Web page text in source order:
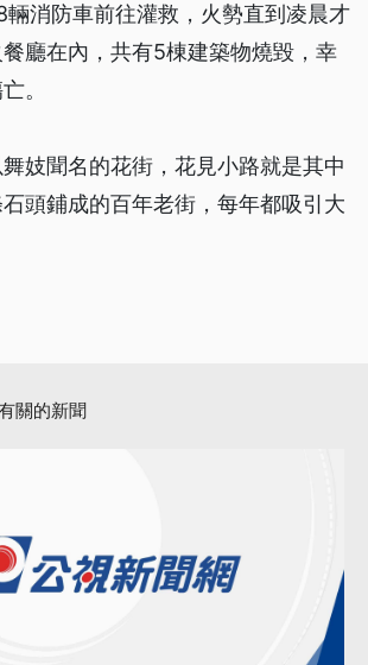
消防車前往灌救，火勢直到凌晨才
廳在內，共有5棟建築物燒毀，幸
。
妓聞名的花街，花見小路就是其中
頭鋪成的百年老街，每年都吸引大
關的新聞